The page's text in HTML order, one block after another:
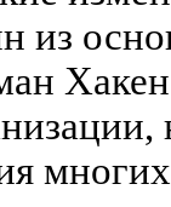
из
Хакен